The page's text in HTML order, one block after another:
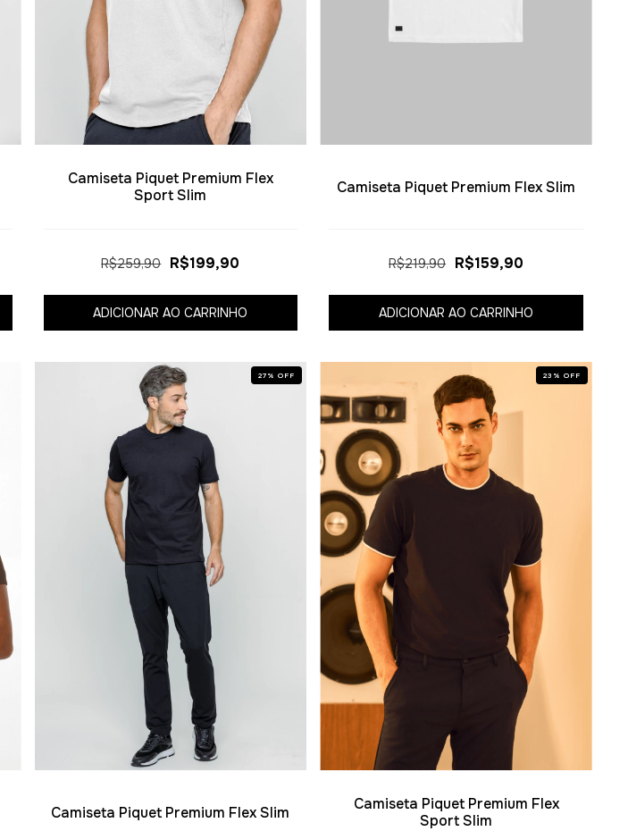
Camiseta Piquet Premium Flex
Sport Slim
R$259,90 R$199,90
ADICIONAR AO CARRINHO
Camiseta Piquet Premium Flex Slim
R$219,90 R$159,90
ADICIONAR AO CARRINHO
27 %OFF
Camiseta Piquet Premium Flex Slim
23 % OFF
Camiseta Piquet Premium Flex
Sport Slim